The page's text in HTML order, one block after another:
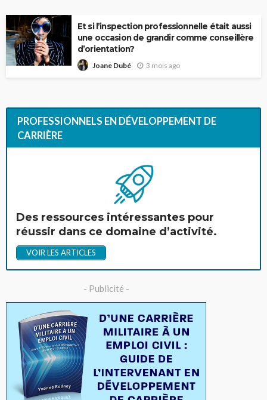
Et si l’inspection professionnelle était aussi
une occasion de grandir comme conseillère
d’orientation?
Joane Dubé 3 mois ago
PROFESSIONNELS EN DÉVELOPPEMENT DE
CARRIÈRE
Des ressources intéressantes pour
réussir dans ce domaine d’activité.
VOIR LES ARTICLES
- Publicité -